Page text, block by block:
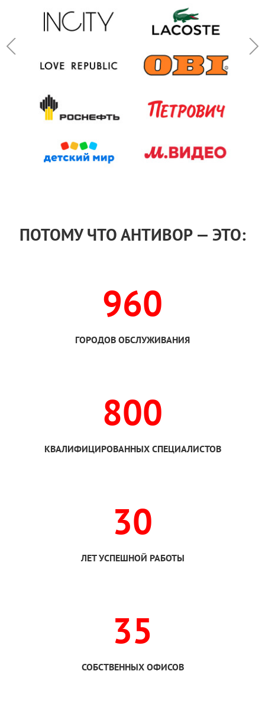
ПОТОМУ ЧТО АНТИВОР — ЭТО:
960
ГОРОДОВ ОБСЛУЖИВАНИЯ
800
КВАЛИФИЦИРОВАННЫХ СПЕЦИАЛИСТОВ
30
ЛЕТ УСПЕШНОЙ РАБОТЫ
35
СОБСТВЕННЫХ ОФИСОВ